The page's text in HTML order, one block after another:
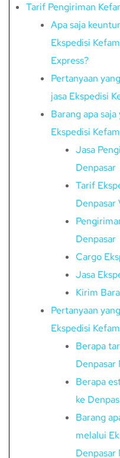
Tarif Pengiriman
Apa saja
Ekspedisi
Express?
Pertanyaan
jasa Ekspedisi
Barang apa
Ekspedisi
Jasa
Denpasar
Tarif
Denpasar
Denpasar
Cargo
Jasa
Kirim
Pertanyaan
Ekspedisi
Berapa
Denpasar
Berapa
ke
Barang
melalui
Denpasar